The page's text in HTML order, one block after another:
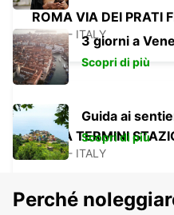
ROMA VIA DEI PRATI
ROMA - ITALY
ROMA TERMINI
ROMA - ITALY
3 giorni a
Scopri di più
Guida ai
Scopri di più
Perché